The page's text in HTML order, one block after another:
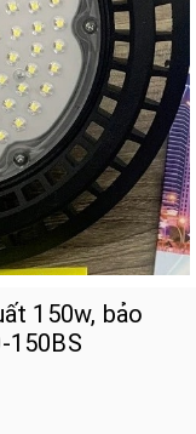
150w, bảo
150BS